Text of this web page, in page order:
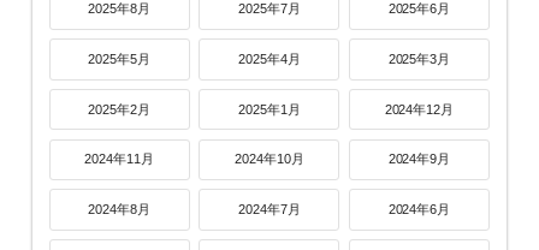
2025年8月 2025年7月 2025年6月
2025年5月 2025年4月 2025年3月
2025年2月 2025年1月 2024年12月
2024年11月 2024年10月 2024年9月
2024年8月 2024年7月 2024年6月